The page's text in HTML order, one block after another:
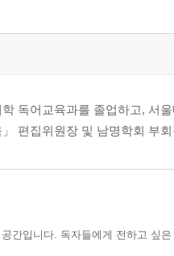
Bundesarchiv) 문서
’ 비교
案’
분류
독어교육과를 졸업하고, 서
편집위원장 및 남명학회 부
간입니다. 독자들에게 전하고 싶